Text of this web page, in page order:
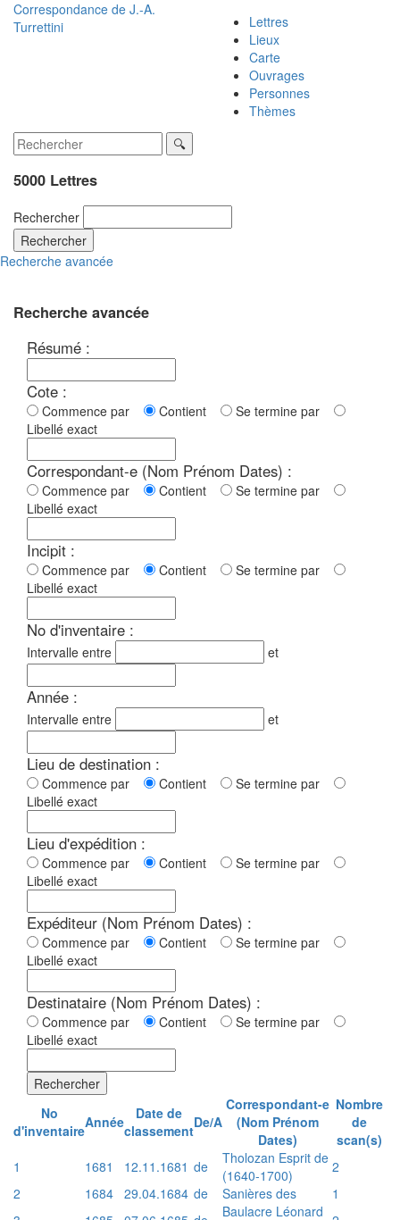
Correspondance de J.-A.
Turrettini
Lettres
Lieux
Carte
Ouvrages
Personnes
Thèmes
5000 Lettres
Rechercher
Rechercher
Recherche avancée
Recherche avancée
Résumé :
Cote :
Commence par Contient
Se termine par
Libellé exact
Correspondant-e (Nom Prénom Dates) :
Commence par Contient
Se termine par
Libellé exact
Incipit :
Commence par Contient
Se termine par
Libellé exact
No d'inventaire :
Intervalle entre et
Année :
Intervalle entre et
Lieu de destination :
Commence par Contient
Se termine par
Libellé exact
Lieu d'expédition :
Commence par Contient
Se termine par
Libellé exact
Expéditeur (Nom Prénom Dates) :
Commence par Contient
Se termine par
Libellé exact
Destinataire (Nom Prénom Dates) :
Commence par Contient
Se termine par
Libellé exact
Rechercher
No
d'inventaireAnnée
Date de
classementDe/A
Correspondant-e
(Nom Prénom
Dates)
Nombre
de
scan(s)
1
1681 12.11.1681 de
Tholozan Esprit de
(1640-1700)
2
2
1684 29.04.1684 de Sanières des
1
Baulacre Léonard